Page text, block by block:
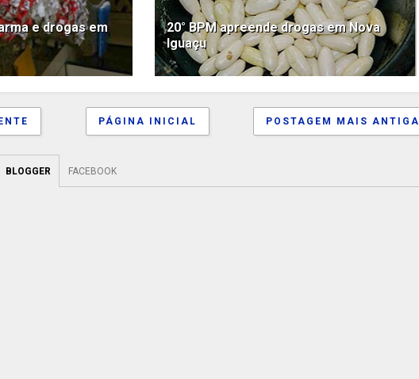
e drogas em
20° BPM apreende drogas em Nova
Iguaçu
POSTAGEM MAIS ANTIGA
PÁGINA INICIAL
BLOGGER FACEBOOK